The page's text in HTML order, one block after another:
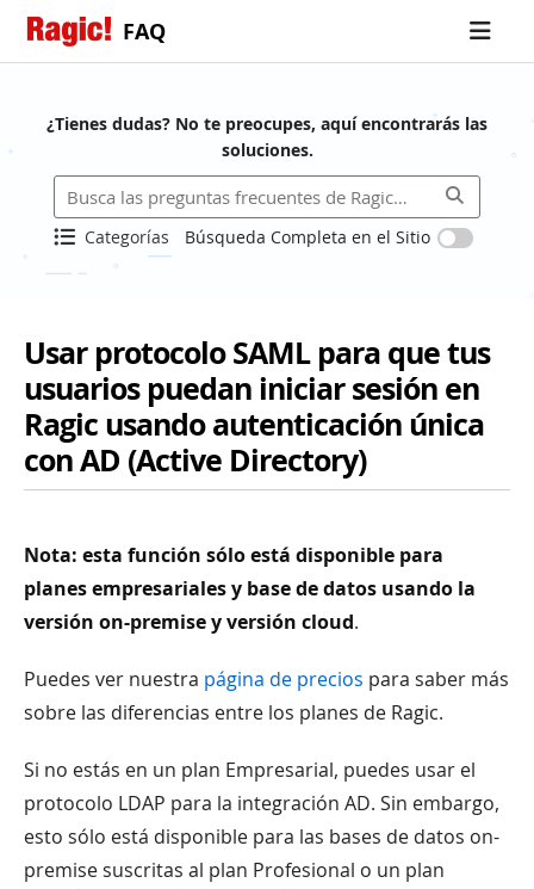
FAQ
¿Tienes dudas? No te preocupes, aquí encontrarás las
soluciones.
Categorías Búsqueda Completa en el Sitio
Usar protocolo SAML para que tus
usuarios puedan iniciar sesión en
Ragic usando autenticación única
con AD (Active Directory)
Nota: esta función sólo está disponible para
planes empresariales y base de datos usando la
versión on-premise y versión cloud.
Puedes ver nuestra página de precios para saber más
sobre las diferencias entre los planes de Ragic.
Si no estás en un plan Empresarial, puedes usar el
protocolo LDAP para la integración AD. Sin embargo,
esto sólo está disponible para las bases de datos on-
premise suscritas al plan Profesional o un plan